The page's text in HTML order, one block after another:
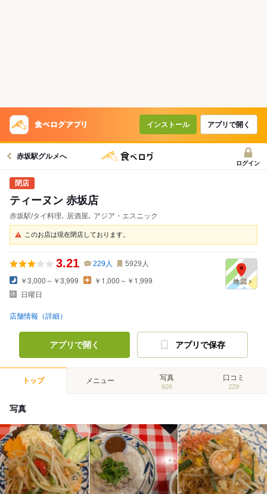
インストール アプリで開く
赤坂駅グルメへ
ログイン
ティーヌン 赤坂店
赤坂駅/タイ料理､ 居酒屋､ アジア・エスニック
このお店は現在閉店しております。
3.21 229人 5929 人
￥3,000～￥3,999
￥1,000～￥1,999
日曜日
店舗情報（詳細）
アプリで開く アプリで保存
トップ メニュー 写真
609
口コミ
229
写真